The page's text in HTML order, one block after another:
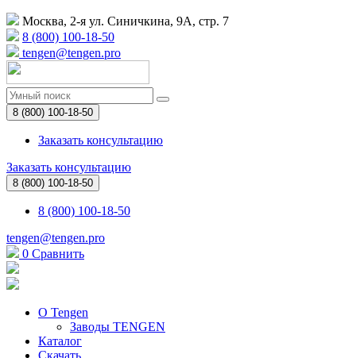
Москва, 2-я ул. Синичкина, 9А, стр. 7
8 (800) 100-18-50
tengen@tengen.pro
8 (800) 100-18-50
Заказать консультацию
Заказать консультацию
8 (800) 100-18-50
8 (800) 100-18-50
tengen@tengen.pro
0 Сравнить
О Tengen
Заводы TENGEN
Каталог
Скачать